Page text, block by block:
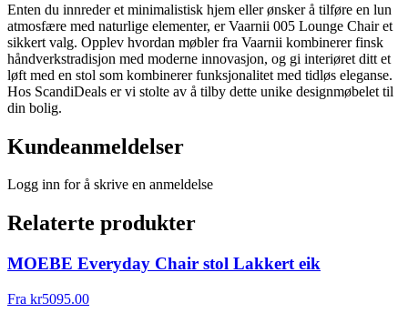
Enten du innreder et minimalistisk hjem eller ønsker å tilføre en lun
atmosfære med naturlige elementer, er Vaarnii 005 Lounge Chair et
sikkert valg. Opplev hvordan møbler fra Vaarnii kombinerer finsk
håndverkstradisjon med moderne innovasjon, og gi interiøret ditt et
løft med en stol som kombinerer funksjonalitet med tidløs eleganse.
Hos ScandiDeals er vi stolte av å tilby dette unike designmøbelet til
din bolig.
Kundeanmeldelser
Logg inn for å skrive en anmeldelse
Relaterte produkter
MOEBE Everyday Chair stol Lakkert eik
Fra kr5095.00